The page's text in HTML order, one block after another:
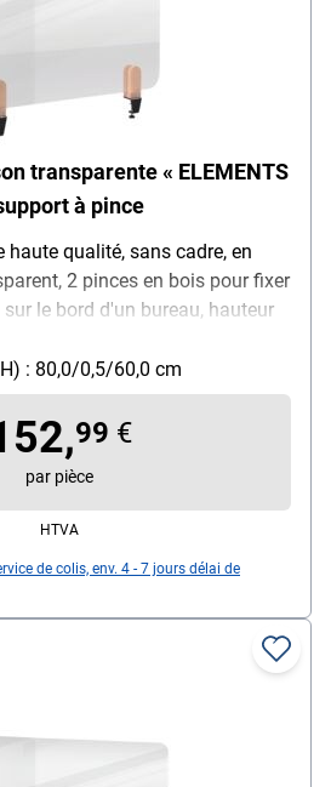
transparente « ELEMENTS
à pince
haute qualité, sans cadre, en
2 pinces en bois pour fixer
le bord d'un bureau, hauteur
: 80,0/0,5/60,0 cm
99 €
par pièce
HTVA
de colis, env. 4 - 7 jours délai de